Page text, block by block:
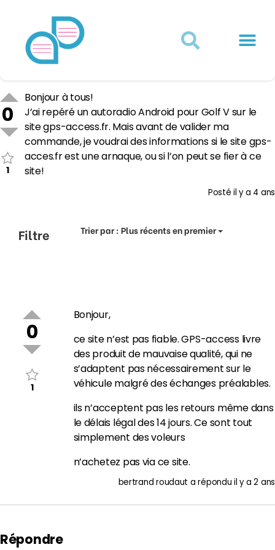
0
1
Bonjour à tous!
J’ai repéré un autoradio Android pour Golf V sur le
site gps-access.fr. Mais avant de valider ma
commande, je voudrai des informations si le site gps-
acces.fr est une arnaque, ou si l’on peut se fier à ce
site!
Postéil y a 4 ans
Filtre Trier par :Plus récents en premier
0
1
Bonjour,
ce site n’est pas fiable. GPS-access livre
des produit de mauvaise qualité, qui ne
s’adaptent pas nécessairement sur le
véhicule malgré des échanges préalables.
ils n’acceptent pas les retours même dans
le délais légal des 14 jours. Ce sont tout
simplement des voleurs
n’achetez pas via ce site.
bertrand roudaut a réponduil y a 2 ans
Répondre